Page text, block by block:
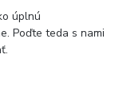
úplnú
Poďte teda s nami